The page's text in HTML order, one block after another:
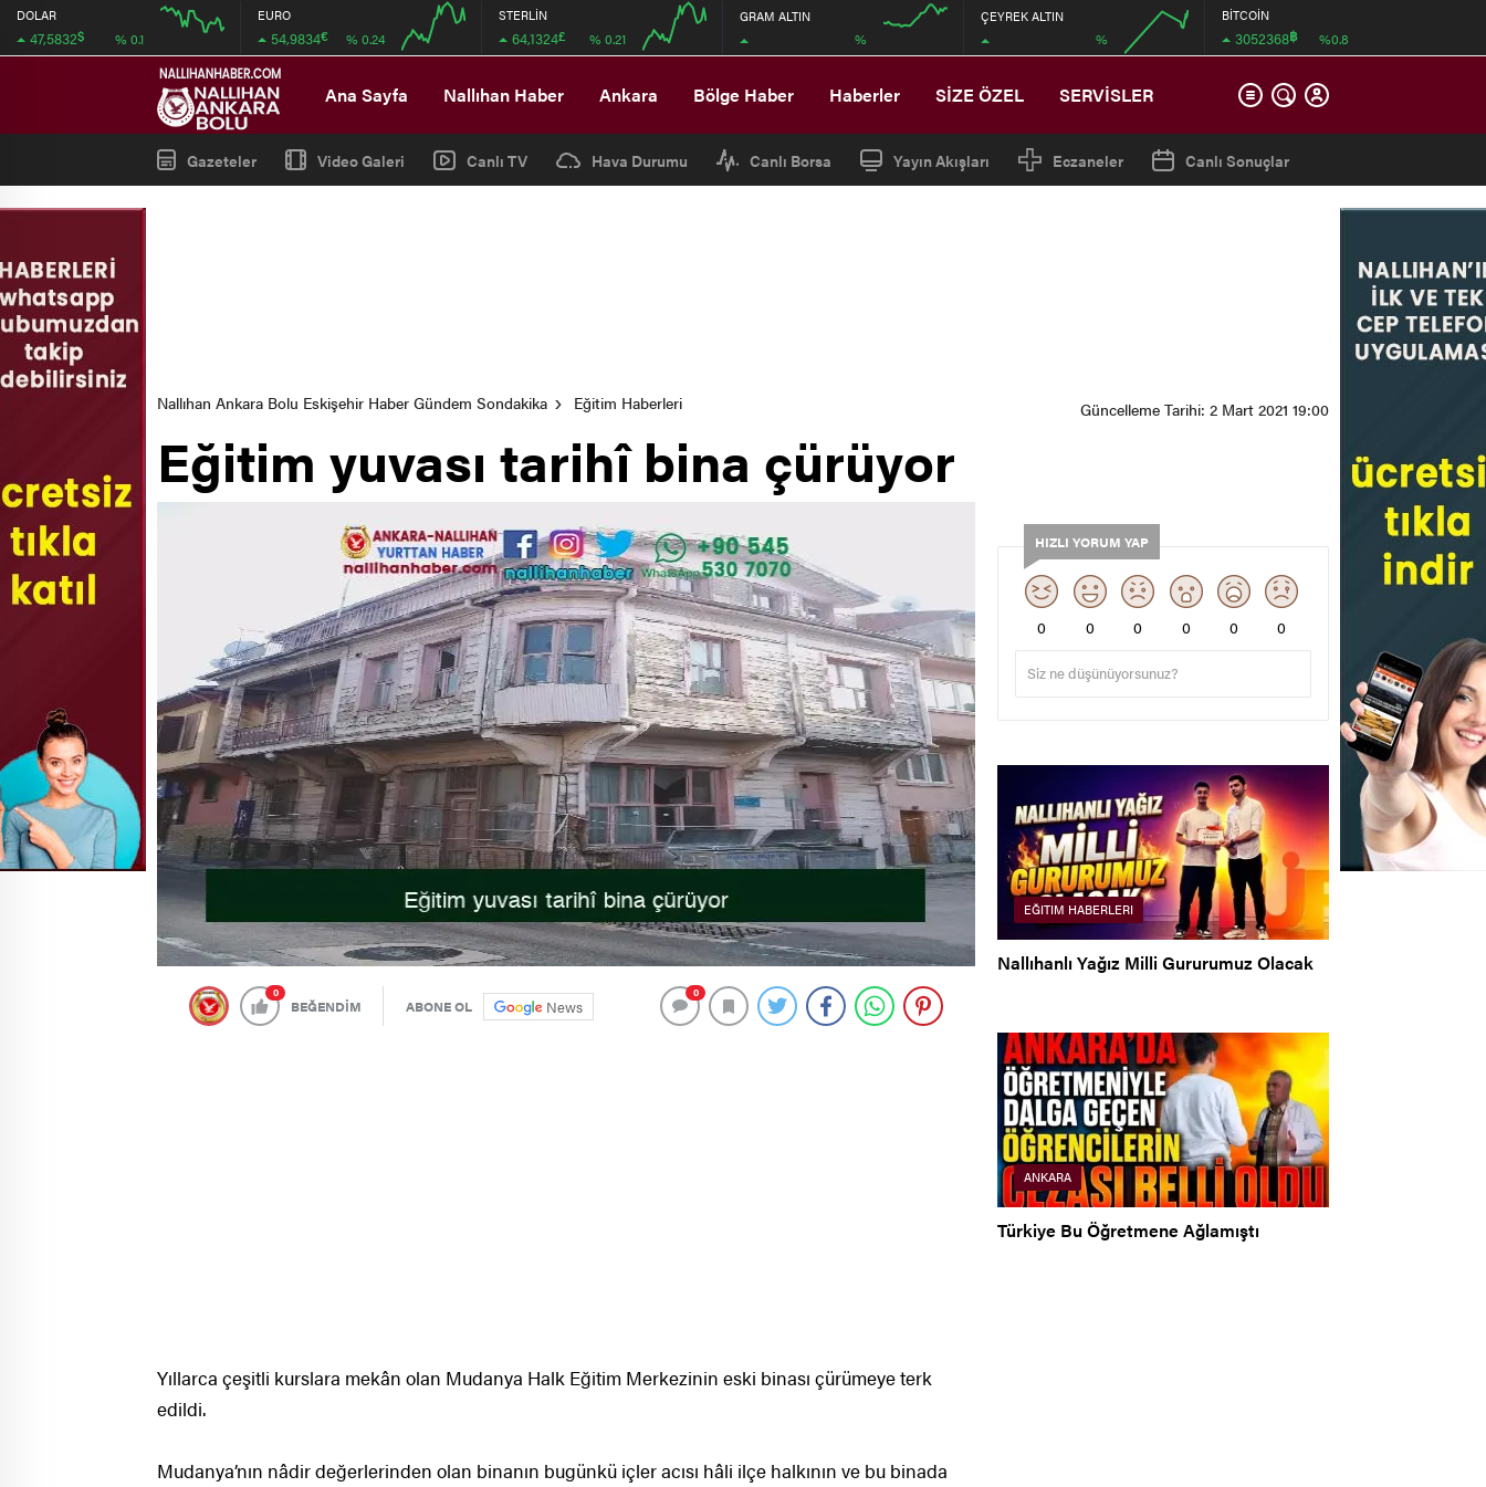
DOLAR
47,5832$ % 0.1
12:00
EURO
54,9834€ % 0.24
STERLİN
64,1324£ % 0.21
GRAM ALTIN
%
ÇEYREK ALTIN
%
BİTCOİN
3052368฿ %0.8
Ana Sayfa Nallıhan Haber Ankara Bölge Haber Haberler SİZE ÖZEL SERVİSLER
Gazeteler Video Galeri Canlı TV Hava Durumu Canlı Borsa Yayın Akışları Eczaneler Canlı Sonuçlar
Nallıhan Ankara Bolu Eskişehir Haber Gündem Sondakika Eğitim Haberleri Güncelleme Tarihi: 2 Mart 2021 19:00
Eğitim yuvası tarihî bina çürüyor
0
BEĞENDİM ABONE OL News
0
Yıllarca çeşitli kurslara mekân olan Mudanya Halk Eğitim Merkezinin eski binası çürümeye terk
edildi.
Mudanya’nın nâdir değerlerinden olan binanın bugünkü içler acısı hâli ilçe halkının ve bu binada
HIZLI YORUM YAP
0 0 0 0 0 0
EĞITIM HABERLERI
Nallıhanlı Yağız Milli Gururumuz Olacak
ANKARA
Türkiye Bu Öğretmene Ağlamıştı